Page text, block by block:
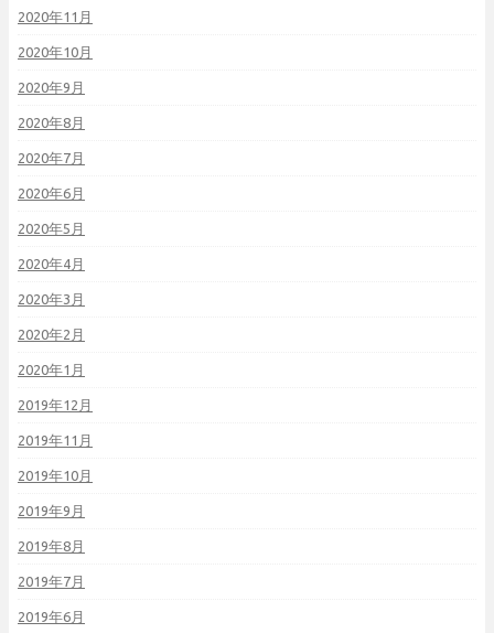
2020年11月
2020年10月
2020年9月
2020年8月
2020年7月
2020年6月
2020年5月
2020年4月
2020年3月
2020年2月
2020年1月
2019年12月
2019年11月
2019年10月
2019年9月
2019年8月
2019年7月
2019年6月